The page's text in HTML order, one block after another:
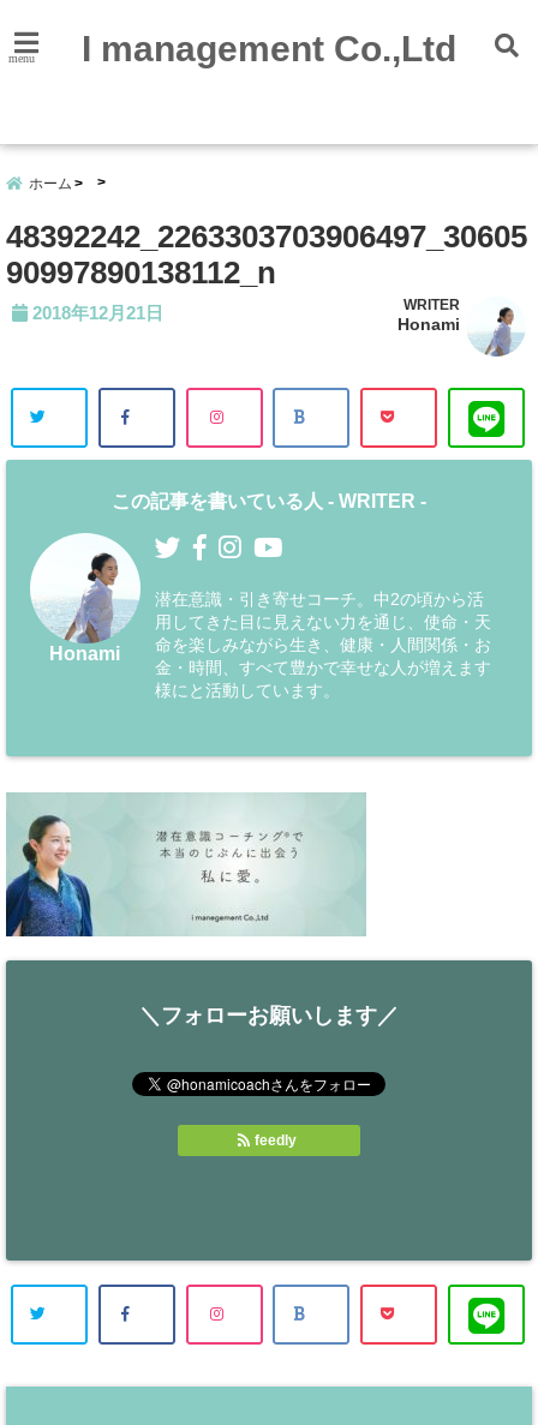
menu I management Co.,Ltd
ホーム
48392242_2263303703906497_30605
90997890138112_n
2018年12月21日 WRITER
Honami
この記事を書いている人 - WRITER -
Honami
潜在意識・引き寄せコーチ。中2の頃から活
用してきた目に見えない力を通じ、使命・天
命を楽しみながら生き、健康・人間関係・お
金・時間、すべて豊かで幸せな人が増えます
様にと活動しています。
＼フォローお願いします／
feedly